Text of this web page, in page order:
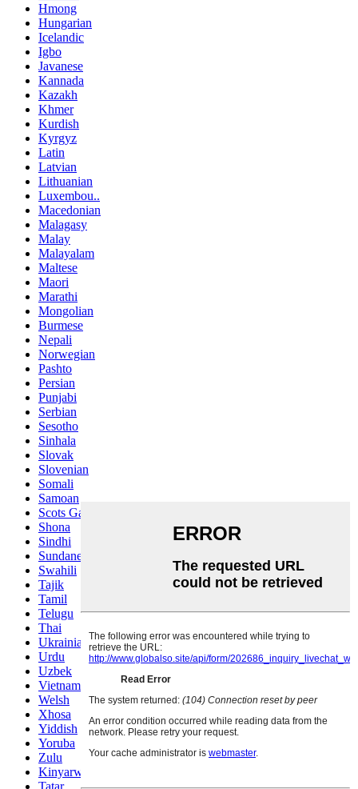
Hmong
Hungarian
Icelandic
Igbo
Javanese
Kannada
Kazakh
Khmer
Kurdish
Kyrgyz
Latin
Latvian
Lithuanian
Luxembou..
Macedonian
Malagasy
Malay
Malayalam
Maltese
Maori
Marathi
Mongolian
Burmese
Nepali
Norwegian
Pashto
Persian
Punjabi
Serbian
Sesotho
Sinhala
Slovak
Slovenian
Somali
Samoan
Scots Gaelic
Shona
Sindhi
Sundanese
Swahili
Tajik
Tamil
Telugu
Thai
Ukrainian
Urdu
Uzbek
Vietnamese
Welsh
Xhosa
Yiddish
Yoruba
Zulu
Kinyarwanda
Tatar